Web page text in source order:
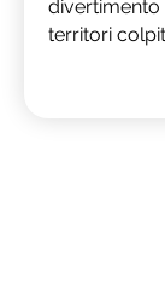
divertimento
territori